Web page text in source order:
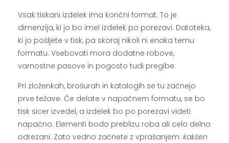
Vsak tiskani izdelek ima končni format. To je
dimenzija, ki jo bo imel izdelek po porezavi. Datoteka,
ki jo pošljete v tisk, pa skoraj nikoli ni enaka temu
formatu. Vsebovati mora dodatne robove,
varnostne pasove in pogosto tudi pregibe.
Pri zloženkah, brošurah in katalogih se tu začnejo
prve težave. Če delate v napačnem formatu, se bo
tisk sicer izvedel, a izdelek bo po porezavi videti
napačno. Elementi bodo preblizu roba ali celo delno
odrezani. Zato vedno začnete z vprašanjem: kakšen